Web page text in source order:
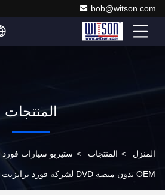
bob@witson.com
المنتجات
المنزل > المنتجات > ستيريو سيارات فورد